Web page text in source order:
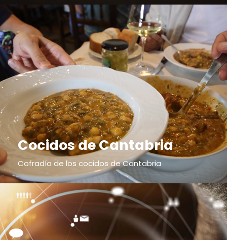
Cocidos de Cantabria
Cofradía de los cocidos de Cantabria